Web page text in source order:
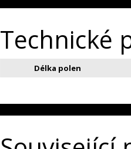
Technické
Délka polen